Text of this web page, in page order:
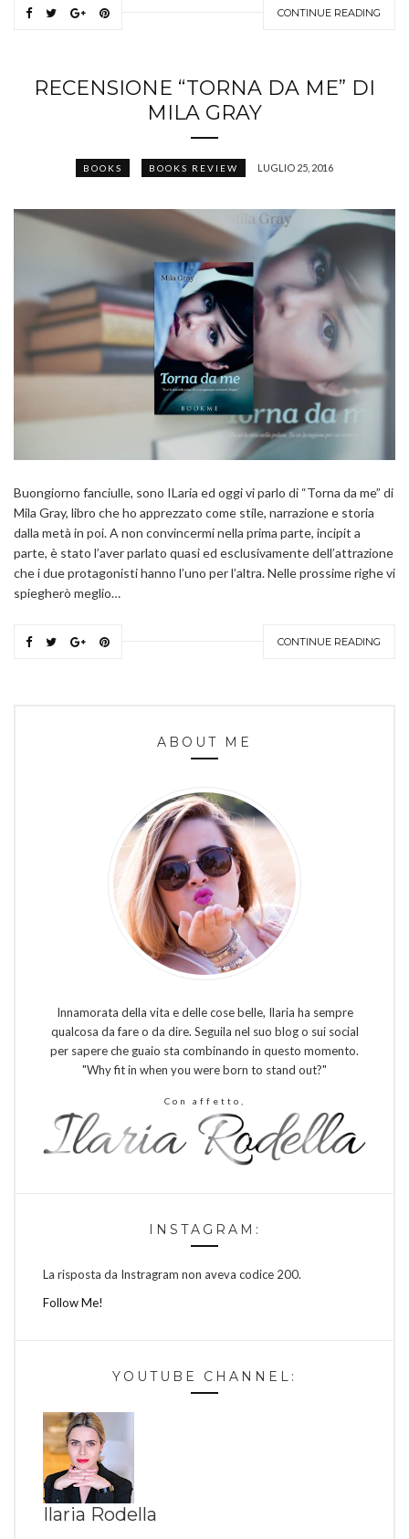
CONTINUE READING
RECENSIONE “TORNA DA ME” DI
MILA GRAY
BOOKS BOOKS REVIEW LUGLIO 25, 2016
Buongiorno fanciulle, sono ILaria ed oggi vi parlo di “Torna da me” di
Mila Gray, libro che ho apprezzato come stile, narrazione e storia
dalla metà in poi. A non convincermi nella prima parte, incipit a
parte, è stato l’aver parlato quasi ed esclusivamente dell’attrazione
che i due protagonisti hanno l’uno per l’altra. Nelle prossime righe vi
spiegherò meglio…
CONTINUE READING
ABOUT ME
Innamorata della vita e delle cose belle, Ilaria ha sempre
qualcosa da fare o da dire. Seguila nel suo blog o sui social
per sapere che guaio sta combinando in questo momento.
"Why fit in when you were born to stand out?"
Con affetto,
INSTAGRAM:
La risposta da Instragram non aveva codice 200.
Follow Me!
YOUTUBE CHANNEL:
Ilaria Rodella